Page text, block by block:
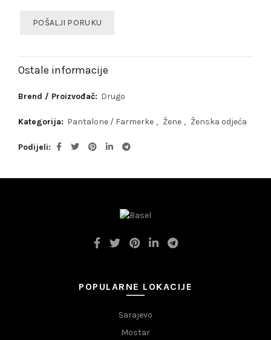
POŠALJI PORUKU
Ostale informacije
Brend / Proizvođač: Drugo
Kategorija: Pantalone / Farmerke , Žene , Ženska odjeća
Podijeli
POPULARNE LOKACIJE
Sarajevo
Mostar